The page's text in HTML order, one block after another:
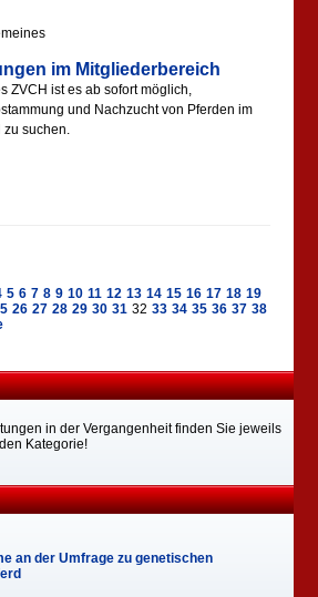
im Mitgliederbereich
ZVCH ist es ab sofort möglich,
und Nachzucht von Pferden im
zu suchen.
5 6 7 8 9 10 11 12 13 14 15 16 17 18 19
26 27 28 29 30 31 32 33 34 35 36 37 38
in der Vergangenheit finden Sie jeweils
Kategorie!
an der Umfrage zu genetischen